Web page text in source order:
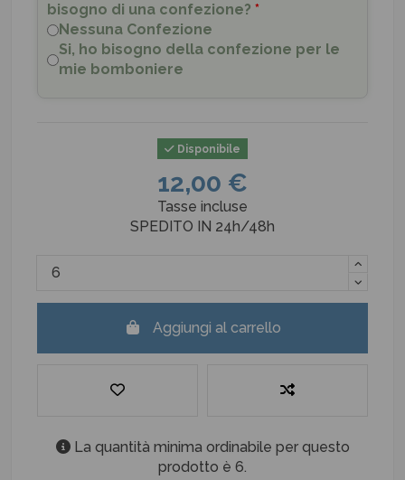
bisogno di una confezione? *
Nessuna Confezione
Si, ho bisogno della confezione per le
mie bomboniere
Disponibile
12,00 €
Tasse incluse
SPEDITO IN 24h/48h
Aggiungi al carrello
La quantità minima ordinabile per questo
prodotto è 6.